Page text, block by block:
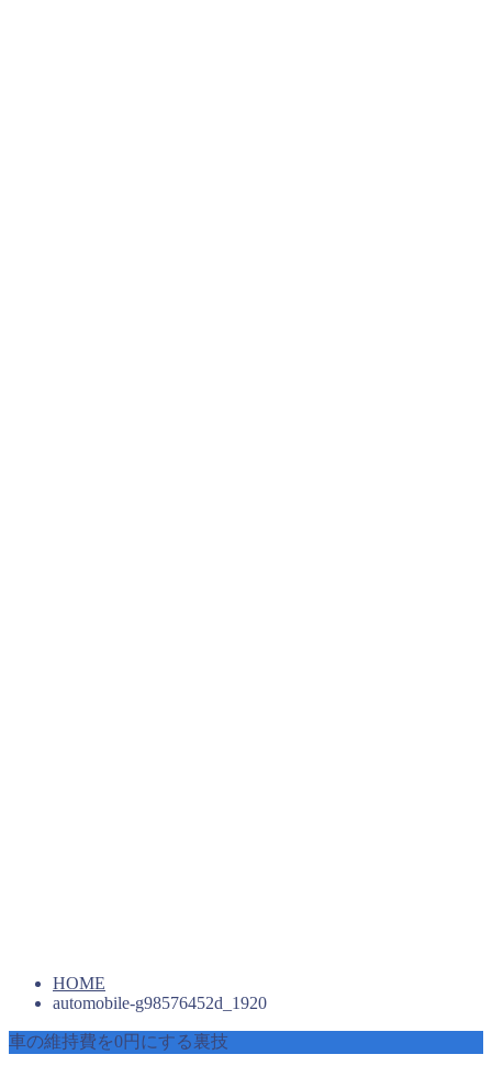
HOME
automobile-g98576452d_1920
車の維持費を0円にする裏技